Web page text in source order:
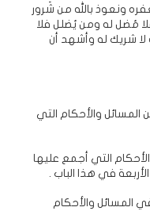
ونعوذ بالله من شُرور
مُضل له ومن يُضلل فلا
لا شريك له وأشهد أن
والأحكام التي
التي أجمع عليها
في هذا الباب .
المسائل والأحكام